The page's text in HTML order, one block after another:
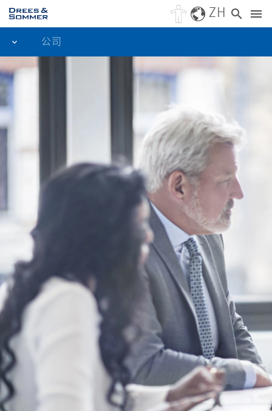
ZH
公司
关于迪索工程上海公司
区域分布
公司管理层
蓝色道路​
历史与初心
企业理念
股权